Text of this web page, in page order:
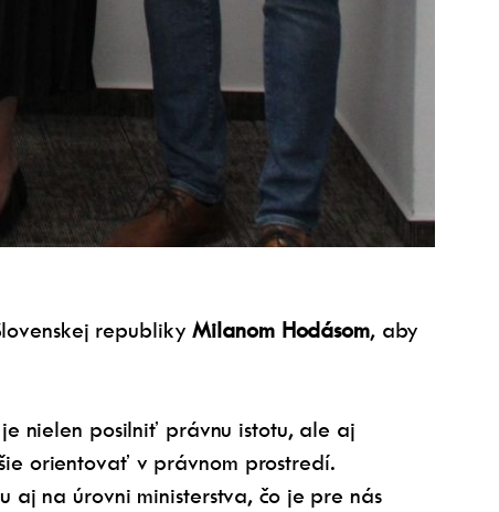
republikyMilanom Hodásom, aby
nielen posilniť právnu istotu, ale aj
orientovať v právnom prostredí.
aj na úrovni ministerstva, čo je pre nás